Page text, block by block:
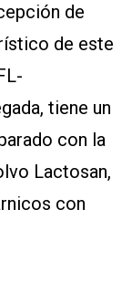
de
de este
tiene un
con la
Lactosan,
con